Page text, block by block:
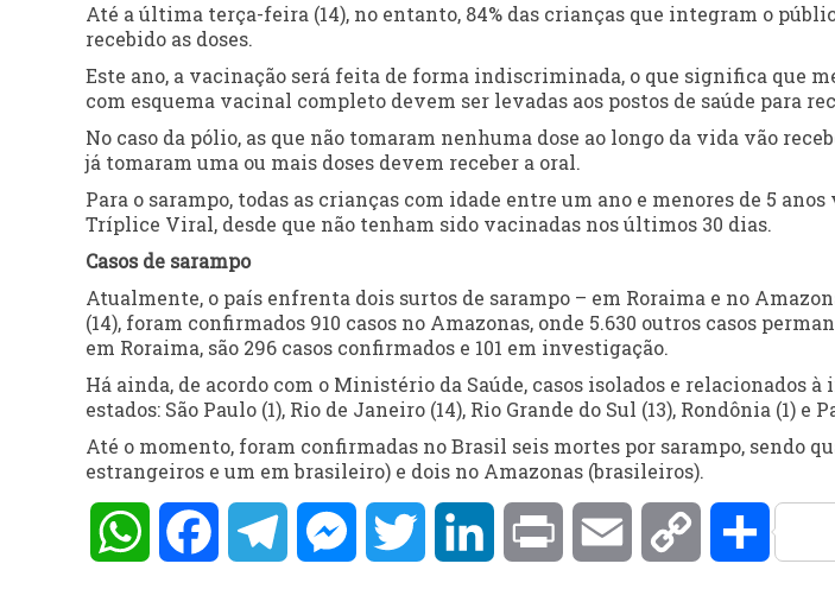
Até a última terça-feira (14), no entanto, 84% das crianças que integram o
recebido as doses.
Este ano, a vacinação será feita de forma indiscriminada, o que significa que
com esquema vacinal completo devem ser levadas aos postos de saúde para
No caso da pólio, as que não tomaram nenhuma dose ao longo da vida vão
já tomaram uma ou mais doses devem receber a oral.
Para o sarampo, todas as crianças com idade entre um ano e menores de 5 anos
Tríplice Viral, desde que não tenham sido vacinadas nos últimos 30 dias.
Casos de sarampo
Atualmente, o país enfrenta dois surtos de sarampo – em Roraima e no
(14), foram confirmados 910 casos no Amazonas, onde 5.630 outros casos
em Roraima, são 296 casos confirmados e 101 em investigação.
Há ainda, de acordo com o Ministério da Saúde, casos isolados e relacionados
estados: São Paulo (1), Rio de Janeiro (14), Rio Grande do Sul (13), Rondônia (1) e
Até o momento, foram confirmadas no Brasil seis mortes por sarampo, sendo
estrangeiros e um em brasileiro) e dois no Amazonas (brasileiros).
WhatsAppFacebookTelegramMessengerTwitter LinkedInPrint Email Copy